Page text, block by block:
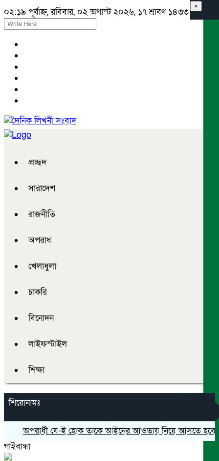
০২:১৯ পূর্বাহ্ন, রবিবার, ০২ অগাস্ট ২০২৬, ১৭ শ্রাবণ ১৪৩৩ বঙ্গাব্দ
প্রচ্ছদ
সারাদেশ
রাজনীতি
অপরাধ
খেলাধুলা
চাকরি
বিনোদন
লাইফস্টাইল
শিক্ষা
শিরোনামঃ
অপরাধী যে-ই হোক তাকে আইনের আওতায় নিয়ে আসতে হবে-
×
গাইবান্ধা